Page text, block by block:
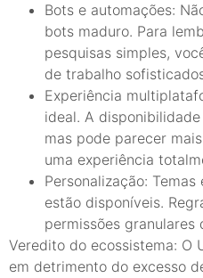
Bots e automações:
bots maduro. Para
pesquisas simples,
de trabalho
Experiência
ideal. A
mas pode parecer
uma experiência
Personalização:
estão disponíveis.
permissões granulares
Veredito do ecossistema: O
em detrimento do excesso